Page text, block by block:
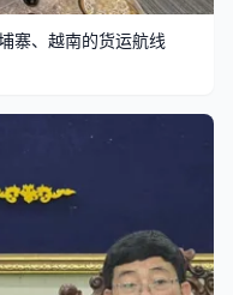
寨、越南的货运航线